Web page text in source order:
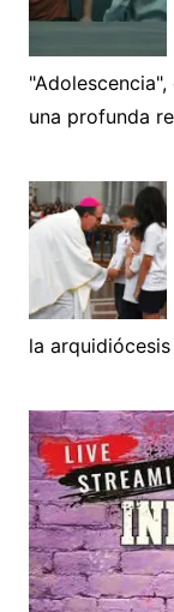
una profunda
la
Navegación
de
entradas